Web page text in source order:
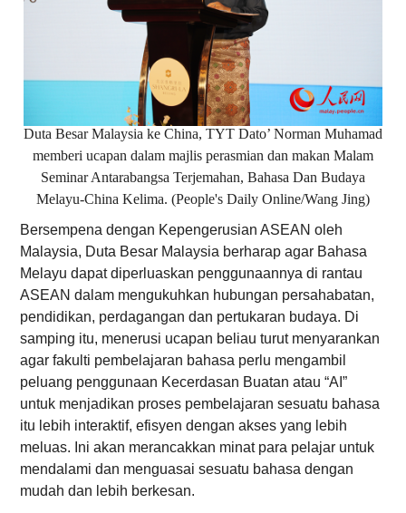
Duta Besar Malaysia ke China, TYT Dato’ Norman Muhamad
memberi ucapan dalam majlis perasmian dan makan Malam
Seminar Antarabangsa Terjemahan, Bahasa Dan Budaya
Melayu-China Kelima. (People's Daily Online/Wang Jing)
Bersempena dengan Kepengerusian ASEAN oleh
Malaysia, Duta Besar Malaysia berharap agar Bahasa
Melayu dapat diperluaskan penggunaannya di rantau
ASEAN dalam mengukuhkan hubungan persahabatan,
pendidikan, perdagangan dan pertukaran budaya. Di
samping itu, menerusi ucapan beliau turut menyarankan
agar fakulti pembelajaran bahasa perlu mengambil
peluang penggunaan Kecerdasan Buatan atau “AI”
untuk menjadikan proses pembelajaran sesuatu bahasa
itu lebih interaktif, efisyen dengan akses yang lebih
meluas. Ini akan merancakkan minat para pelajar untuk
mendalami dan menguasai sesuatu bahasa dengan
mudah dan lebih berkesan.